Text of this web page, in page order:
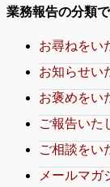
業務報告の分類で
お尋ねをい
お知らせい
お褒めをい
ご報告いた
ご相談をい
メールマガ